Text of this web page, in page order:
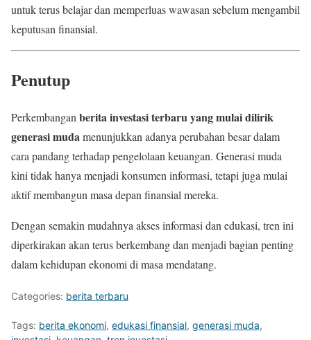
untuk terus belajar dan memperluas wawasan sebelum mengambil
keputusan finansial.
Penutup
Perkembanganberita investasi terbaru yang mulai dilirik
generasi mudamenunjukkan adanya perubahan besar dalam
cara pandang terhadap pengelolaan keuangan. Generasi muda
kini tidak hanya menjadi konsumen informasi, tetapi juga mulai
aktif membangun masa depan finansial mereka.
Dengan semakin mudahnya akses informasi dan edukasi, tren ini
diperkirakan akan terus berkembang dan menjadi bagian penting
dalam kehidupan ekonomi di masa mendatang.
Categories: berita terbaru
Tags: berita ekonomi, edukasi finansial, generasi muda,